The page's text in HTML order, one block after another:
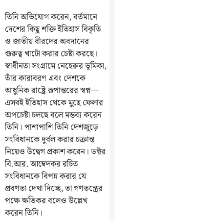
তিনি অভিযোগ করেন, বর্তমানে
দেশের কিছু শক্তি ইতিহাস বিকৃতি
ও জাতীয় বীরদের অবদানের
গুরুত্ব খাটো করার চেষ্টা করছে।
স্বাধীনতা সংগ্রামে নেহেরুর ভূমিকা,
তাঁর কারাবরণ এবং দেশকে
আধুনিক রাষ্ট্রে রূপান্তরের স্বপ্ন—
এসবই ইতিহাস থেকে মুছে ফেলার
অপচেষ্টা চলছে বলে মন্তব্য করেন
তিনি। পাশাপাশি তিনি দেশজুড়ে
সংবিধানকে দুর্বল করার চক্রান্ত
নিয়েও উদ্বেগ প্রকাশ করেন। ডক্টর
বি.আর. আম্বেদকর রচিত
সংবিধানকে বিপন্ন করার যে
প্রবণতা দেখা দিচ্ছে, তা গণতন্ত্রের
পক্ষে ক্ষতিকর বলেও উল্লেখ
করেন তিনি।